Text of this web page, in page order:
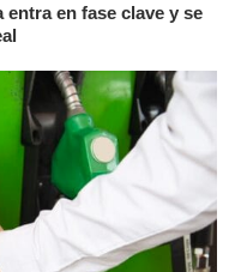
en fase clave y se